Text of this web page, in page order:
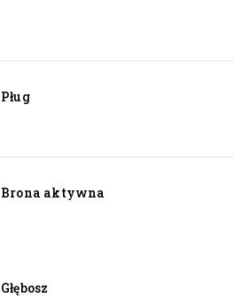
Pług
Brona aktywna
Głębosz